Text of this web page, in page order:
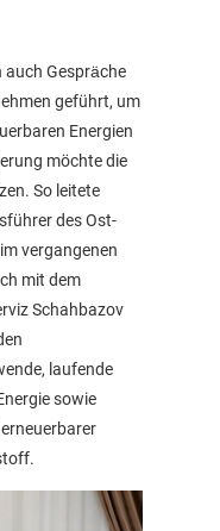
Gespräche
geführt, um
Energien
möchte die
So leitete
des Ost-
vergangenen
mit dem
Schahbazov
laufende
sowie